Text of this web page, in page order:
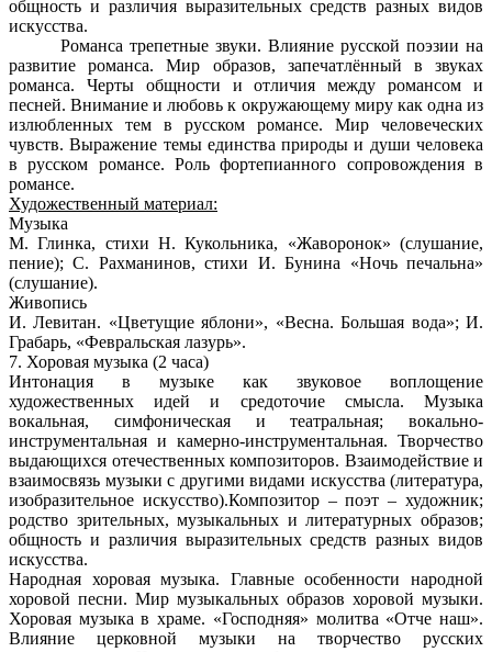
общность и различия выразительных средств разных видов
искусства.
Романса трепетные звуки. Влияние русской поэзии на
развитие романса. Мир образов, запечатлённый в звуках
романса. Черты общности и отличия между романсом и
песней. Внимание и любовь к окружающему миру как одна из
излюбленных тем в русском романсе. Мир человеческих
чувств. Выражение темы единства природы и души человека
в русском романсе. Роль фортепианного сопровождения в
романсе.
Художественный материал:
Музыка
М. Глинка, стихи Н. Кукольника, «Жаворонок» (слушание,
пение); С. Рахманинов, стихи И. Бунина «Ночь печальна»
(слушание).
Живопись
И. Левитан. «Цветущие яблони», «Весна. Большая вода»; И.
Грабарь, «Февральская лазурь».
7. Хоровая музыка (2 часа)
Интонация в музыке как звуковое воплощение
художественных идей и средоточие смысла. Музыка
вокальная, симфоническая и театральная; вокально-
инструментальная и камерно-инструментальная. Творчество
выдающихся отечественных композиторов. Взаимодействие и
взаимосвязь музыки с другими видами искусства (литература,
изобразительное искусство).Композитор – поэт – художник;
родство зрительных, музыкальных и литературных образов;
общность и различия выразительных средств разных видов
искусства.
Народная хоровая музыка. Главные особенности народной
хоровой песни. Мир музыкальных образов хоровой музыки.
Хоровая музыка в храме. «Господняя» молитва «Отче наш».
Влияние церковной музыки на творчество русских